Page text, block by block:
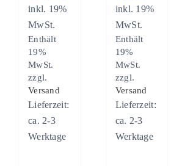
inkl. 19%
MwSt.
Enthält
19%
MwSt.
zzgl.
Versand
Lieferzeit:
ca. 2-3
Werktage
inkl. 19%
MwSt.
Enthält
19%
MwSt.
zzgl.
Versand
Lieferzeit:
ca. 2-3
Werktage